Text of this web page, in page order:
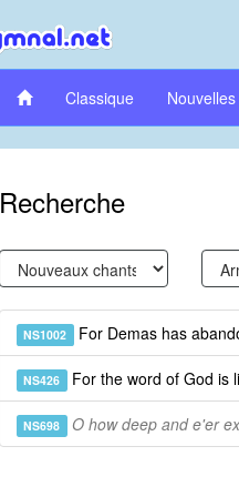
Classique
Recherche
NS1002 For Demas has
NS426 For the word of God is
NS698 O how deep and e'er